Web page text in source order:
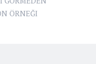
ÖRNEĞI